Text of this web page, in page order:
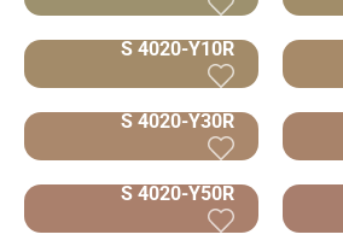
S 4020-Y10R
S 4020-Y30R
S 4020-Y50R